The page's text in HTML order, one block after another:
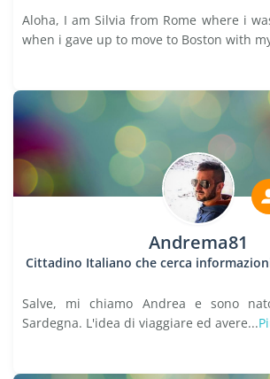
Aloha, I am Silvia from Rome where i
when i gave up to move to Boston with
Andrema81
Cittadino Italiano che cerca
Salve, mi chiamo Andrea e sono
Sardegna. L'idea di viaggiare ed avere...